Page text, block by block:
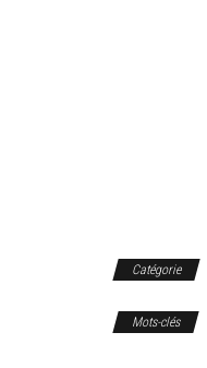
Catégorie
Mots-clés